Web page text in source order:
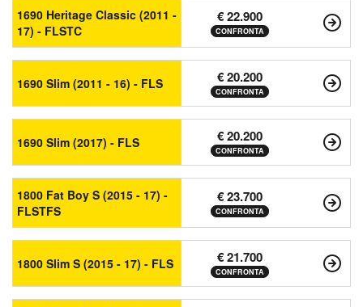
1690 Heritage Classic (2011 -
17) - FLSTC
€ 22.900
CONFRONTA
1690 Slim (2011 - 16) - FLS € 20.200
CONFRONTA
1690 Slim (2017) - FLS € 20.200
CONFRONTA
1800 Fat Boy S (2015 - 17) -
FLSTFS
€ 23.700
CONFRONTA
1800 Slim S (2015 - 17) - FLS € 21.700
CONFRONTA